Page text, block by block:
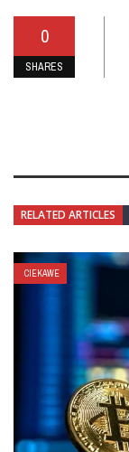
0
SHARES
RELATED ARTICLES
CIEKAWE